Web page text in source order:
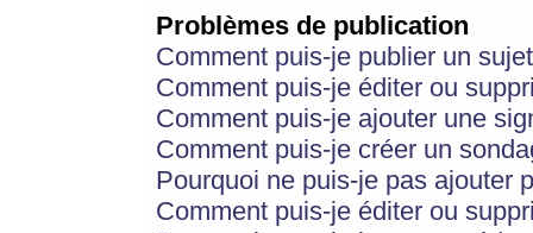
Problèmes de publication
Comment puis-je publier un
Comment puis-je éditer ou
Comment puis-je ajouter une
Comment puis-je créer un
Pourquoi ne puis-je pas ajouter
Comment puis-je éditer ou